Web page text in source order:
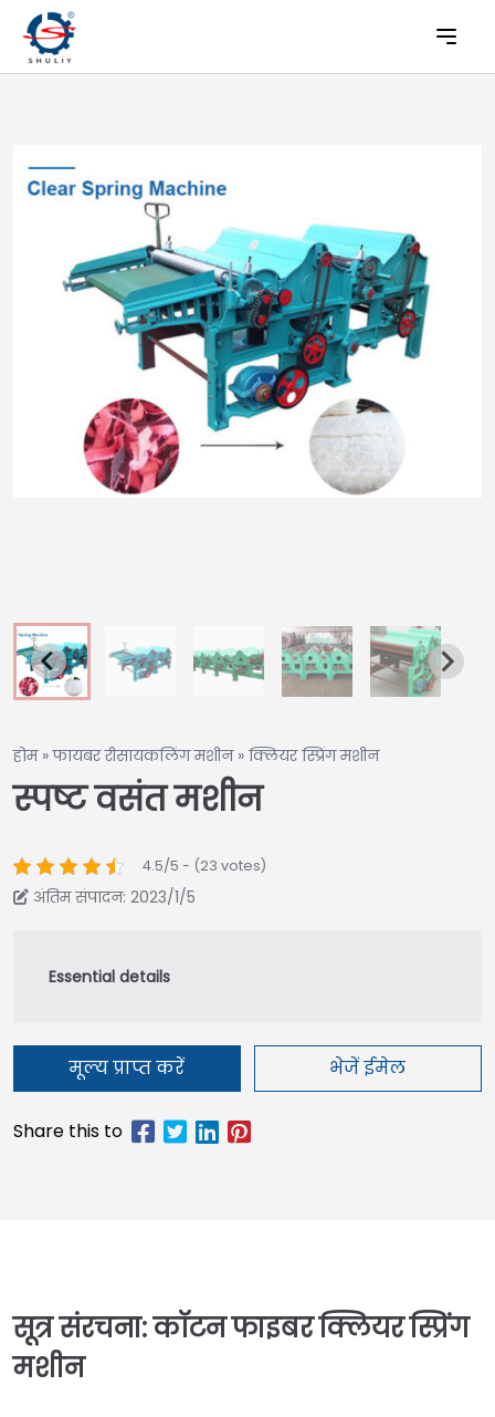
होम»फायबर रीसायकलिंग मशीन» क्लियर स्प्रिंग मशीन
स्पष्ट वसंत मशीन
4.5/5 - (23 votes)
अंतिम संपादन: 2023/1/5
मूल्य प्राप्त करें भेजें ईमेल
सूत्र संरचना: कॉटन फाइबर क्लियर स्प्रिंग
मशीन